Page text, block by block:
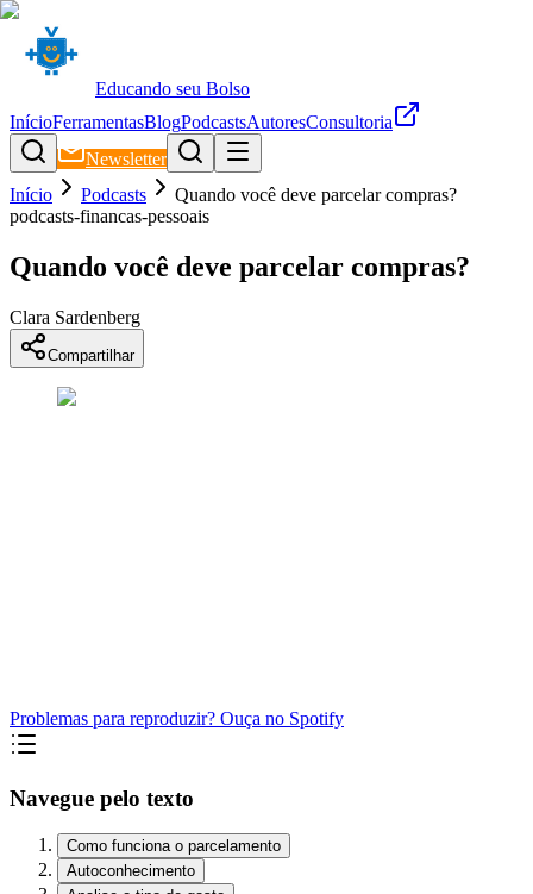
Educando seu Bolso
InícioFerramentasBlogPodcastsAutoresConsultoria
Newsletter
Início
Podcasts
Quando você deve parcelar compras?
podcasts-financas-pessoais
Quando você deve parcelar compras?
Clara Sardenberg
Compartilhar
Problemas para reproduzir? Ouça no Spotify
Navegue pelo texto
Como funciona o parcelamento
Autoconhecimento